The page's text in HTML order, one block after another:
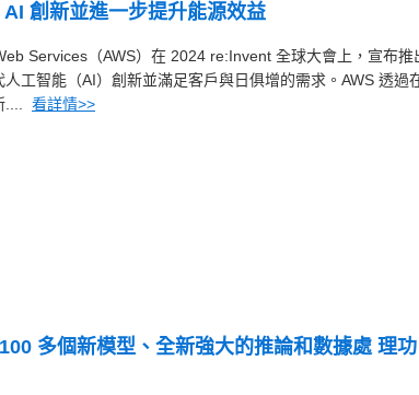
創新並進一步提升能源效益
Services（AWS）在 2024 re:Invent 全球大會上，宣布推
工智能（AI）創新並滿足客戶與日俱增的需求。AWS 透過
.... 看詳情>>
多個新模型、全新強大的推論和數據處 理功